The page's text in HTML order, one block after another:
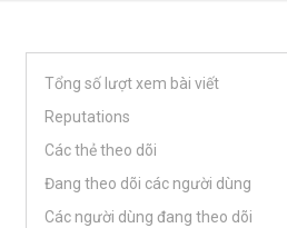
Tổng số lượt xem bài viết
Reputations
Các thẻ theo dõi
Đang theo dõi các người dùng
Các người dùng đang theo dõi